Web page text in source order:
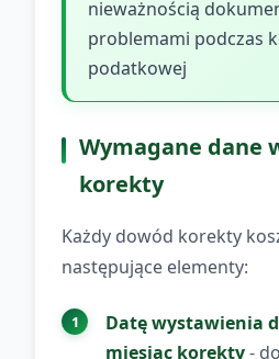
nieważnością
problemami podczas
podatkowej
Wymagane dane
korekty
Każdy dowód korekty
następujące elementy:
Datę wystawienia
miesiąc korekty-